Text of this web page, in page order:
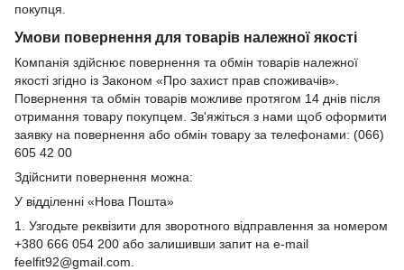
покупця.
Умови повернення для товарів належної якості
Компанія здійснює повернення та обмін товарів належної
якості згідно із Законом «Про захист прав споживачів».
Повернення та обмін товарів можливе протягом 14 днів після
отримання товару покупцем. Зв'яжіться з нами щоб оформити
заявку на повернення або обмін товару за телефонами: (066)
605 42 00
Здійснити повернення можна:
У відділенні «Нова Пошта»
1. Узгодьте реквізити для зворотного відправлення за номером
+380 666 054 200 або залишивши запит на e-mail
feelfit92@gmail.com.